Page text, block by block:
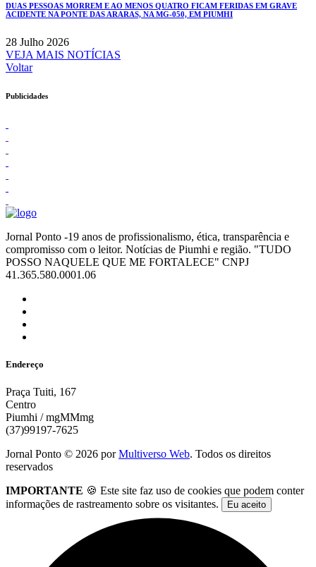
DUAS PESSOAS MORREM E AO MENOS QUATRO FICAM FERIDAS EM GRAVE
ACIDENTE NA PONTE DAS ARARAS, NA MG-050, EM PIUMHI
28 Julho 2026
VEJA MAIS NOTÍCIAS
Voltar
Publicidades
Jornal Ponto -19 anos de profissionalismo, ética, transparência e
compromisso com o leitor. Notícias de Piumhi e região. "TUDO
POSSO NAQUELE QUE ME FORTALECE" CNPJ
41.365.580.0001.06
Endereço
Praça Tuiti, 167
Centro
Piumhi / mgMMmg
(37)99197-7625
Jornal Ponto © 2026 porMultiverso Web. Todos os direitos
reservados
IMPORTANTE 🍪 Este site faz uso de cookies que podem conter
informações de rastreamento sobre os visitantes.
Eu aceito